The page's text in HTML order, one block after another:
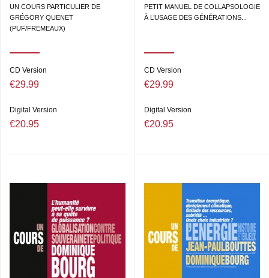
UN COURS PARTICULIER DE
GRÉGORY QUENET
(PUF/FREMEAUX)
CD Version
€29.99
Digital Version
€20.95
PETIT MANUEL DE COLLAPSOLOGIE
À L’USAGE DES GÉNÉRATIONS...
CD Version
€29.99
Digital Version
€20.95